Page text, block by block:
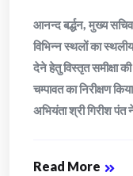
आनन्द बर्द्धन, मुख्य
विभिन्न स्थलों का
देने हेतु विस्तृत समीक्षा
चम्पावत का निरीक्षण
अभियंता श्री गिरीश पंत
Read More